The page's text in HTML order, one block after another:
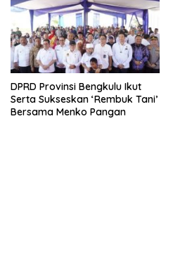
DPRD Provinsi Bengkulu Ikut
Serta Sukseskan ‘Rembuk Tani’
Bersama Menko Pangan